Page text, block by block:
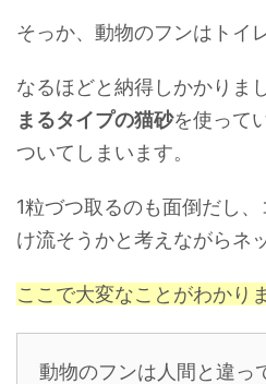
そっか、動物のフンはトイ
なるほどと納得しかかりま
まるタイプの猫砂を使って
ついてしまいます。
1粒づつ取るのも面倒だし
け流そうかと考えながらネ
ここで大変なことがわかり
動物のフンは人間と違っ